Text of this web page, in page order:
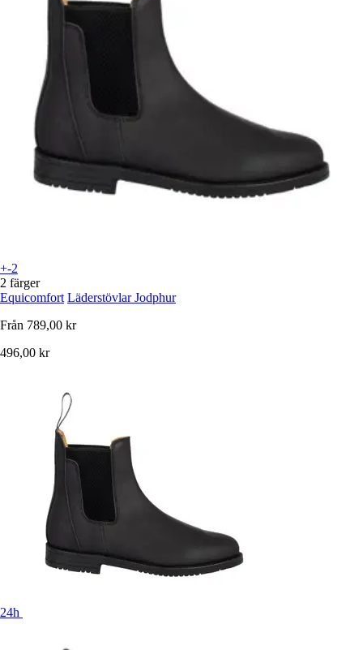
+-2
2 färger
Equicomfort Läderstövlar Jodphur
Från 789,00 kr
496,00 kr
24h